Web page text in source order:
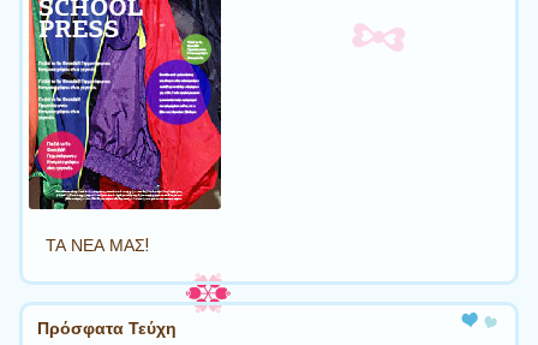
ΤΑ ΝΕΑ ΜΑΣ!
Πρόσφατα Τεύχη